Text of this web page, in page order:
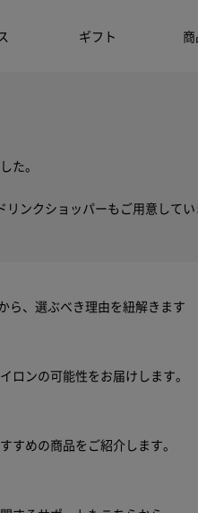
ギフト 商
た。
ンクショッパーもご用意してい
ら、選ぶべき理由を紐解きます
ロンの可能性をお届けします。
すめの商品をご紹介します。